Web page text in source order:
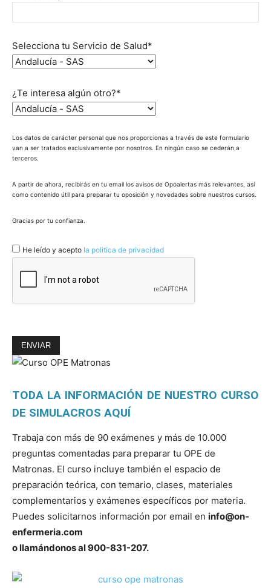
Selecciona tu Servicio de Salud*
¿Te interesa algún otro?*
Los datos de carácter personal que nos proporcionas a través de este formulario
van a ser tratados exclusivamente por nosotros. En ningún caso se cederán a
terceros.
A partir de ahora, recibirás en tu email los avisos de Opoalertas más relevantes, así
como contenido útil para preparar tu oposición y novedades sobre nuestros cursos.
Gracias por tu confianza.
He leído y acepto la politica de privacidad
TODA LA INFORMACIÓN DE NUESTRO CURSO
DE SIMULACROS AQUÍ
Trabaja con más de 90 exámenes y más de 10.000
preguntas comentadas para preparar tu OPE de
Matronas. El curso incluye también el espacio de
preparación teórica, con temario, clases, materiales
complementarios y exámenes específicos por materia.
Puedes solicitarnos información por email en info@on-
enfermeria.com
o llamándonos al 900-831-207.